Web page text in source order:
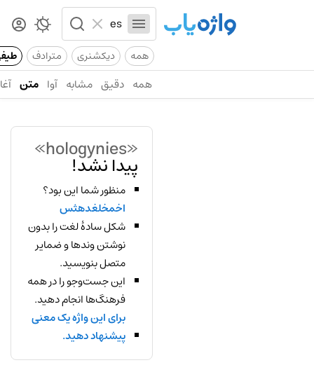
همه دیکشنری مترادف
همه دقیق مشابه آوا متن
«hologynies»
پیدا نشد!
منظور شما این بود؟
اخمخلغدهثس
شکل سادهٔ لغت را بدون
نوشتن وندها و ضمایر
متصل بنویسید.
این جست‌وجو را در همه
فرهنگ‌ها انجام دهید.
برای این واژه یک معنی
پیشنهاد دهید.